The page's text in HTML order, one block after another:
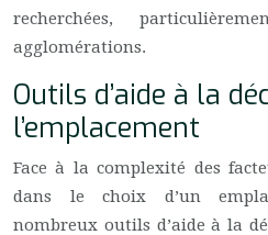
recherchées,
agglomérations.
Outils d’aide à la
l’emplacement
Face à la complexité des
dans le choix d’un
nombreux outils d’aide à la